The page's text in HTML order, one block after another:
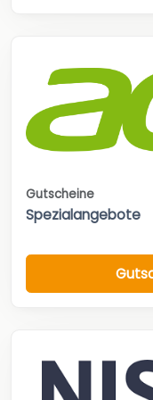
Gutscheine
Spezialangebote